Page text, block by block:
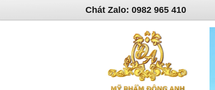
Chát Zalo: 0982 965 410